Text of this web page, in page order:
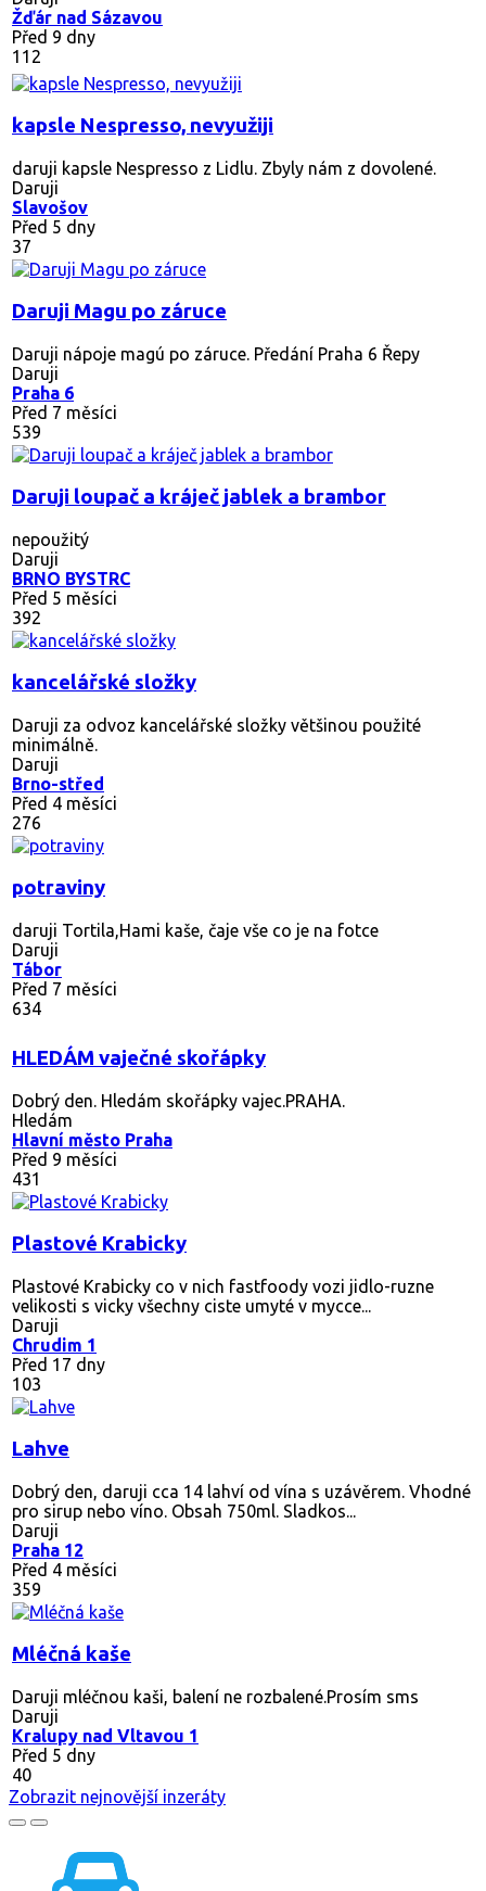
Žďár nad Sázavou
Před 9 dny
112
kapsle Nespresso, nevyužiji
daruji kapsle Nespresso z Lidlu. Zbyly nám z dovolené.
Daruji
Slavošov
Před 5 dny
37
Daruji Magu po záruce
Daruji nápoje magú po záruce. Předání Praha 6 Řepy
Daruji
Praha 6
Před 7 měsíci
539
Daruji loupač a kráječ jablek a brambor
nepoužitý
Daruji
BRNO BYSTRC
Před 5 měsíci
392
kancelářské složky
Daruji za odvoz kancelářské složky většinou použité
minimálně.
Daruji
Brno-střed
Před 4 měsíci
276
potraviny
daruji Tortila,Hami kaše, čaje vše co je na fotce
Daruji
Tábor
Před 7 měsíci
634
HLEDÁM vaječné skořápky
Dobrý den. Hledám skořápky vajec.PRAHA.
Hledám
Hlavní město Praha
Před 9 měsíci
431
Plastové Krabicky
Plastové Krabicky co v nich fastfoody vozi jidlo-ruzne
velikosti s vicky všechny ciste umyté v mycce...
Daruji
Chrudim 1
Před 17 dny
103
Lahve
Dobrý den, daruji cca 14 lahví od vína s uzávěrem. Vhodné
pro sirup nebo víno. Obsah 750ml. Sladkos...
Daruji
Praha 12
Před 4 měsíci
359
Mléčná kaše
Daruji mléčnou kaši, balení ne rozbalené.Prosím sms
Daruji
Kralupy nad Vltavou 1
Před 5 dny
40
Zobrazit nejnovější inzeráty